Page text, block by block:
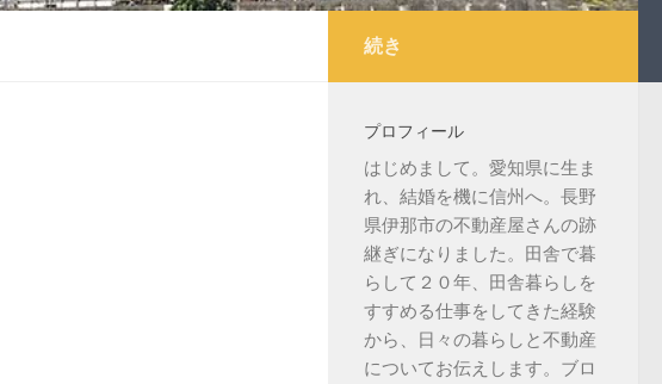
続き
プロフィール
はじめまして。愛知県に生ま
れ、結婚を機に信州へ。長野
県伊那市の不動産屋さんの跡
継ぎになりました。田舎で暮
らして２０年、田舎暮らしを
すすめる仕事をしてきた経験
から、日々の暮らしと不動産
についてお伝えします。ブロ